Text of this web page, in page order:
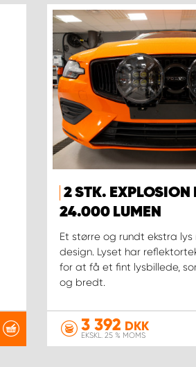
2 STK.
24.000 LUMEN
Et større og rundt ekstra
design. Lyset har
for at få et fint lysbillede,
og bredt.
3 392 DKK
EKSKL. 25 % MOMS